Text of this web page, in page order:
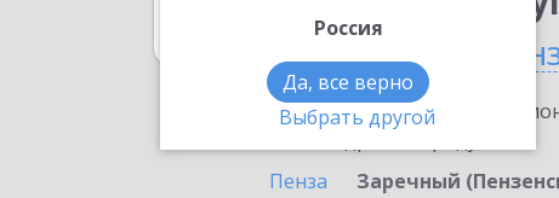
Россия
Да, все верно
Выбрать другой
в Заречном
Ознакомьтесь с
Пенза
Заречный